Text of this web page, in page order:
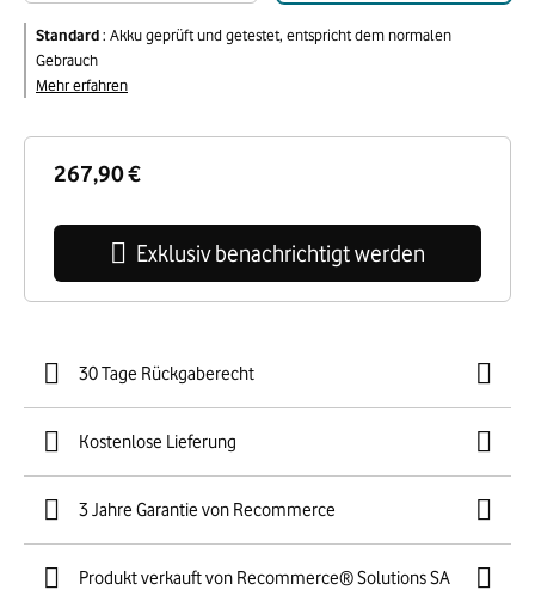
267,90 €
Exklusiv benachrichtigt werden
Standard: Akku geprüft und getestet, entspricht dem normalen
Gebrauch
Mehr erfahren
30 Tage Rückgaberecht
Kostenlose Lieferung
3 Jahre Garantie von Recommerce
Produkt verkauft von Recommerce® Solutions SA